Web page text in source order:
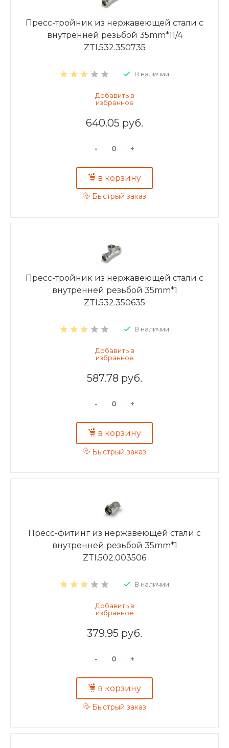
Пресс-тройник из нержавеющей стали с
внутренней резьбой 35mm*11/4
ZTI.532.350735
В наличии
640.05 руб.
- +
в корзину
Быстрый заказ
Пресс-тройник из нержавеющей стали с
внутренней резьбой 35mm*1
ZTI.532.350635
В наличии
587.78 руб.
- +
в корзину
Быстрый заказ
Пресс-фитинг из нержавеющей стали с
внутренней резьбой 35mm*1
ZTI.502.003506
В наличии
379.95 руб.
- +
в корзину
Быстрый заказ